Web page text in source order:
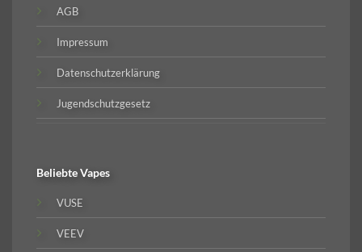
AGB
Impressum
Datenschutzerklärung
Jugendschutzgesetz
BeliebteVapes
VUSE
VEEV